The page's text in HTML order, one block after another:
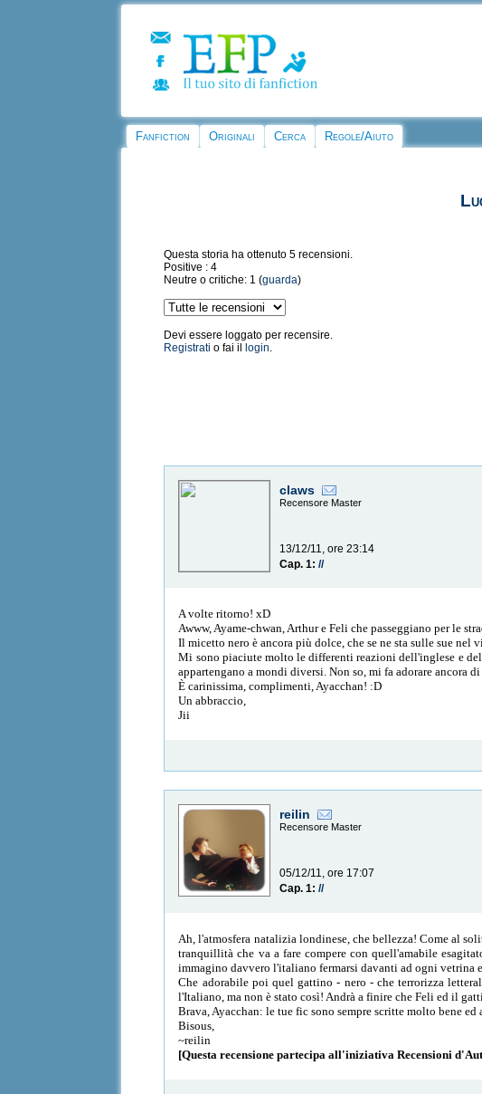
Fanfiction Originali Cerca Regole/Aiuto
Questa storia ha ottenuto 5 recensioni.
Positive : 4
Neutre o critiche: 1 (guarda)
Devi essere loggato per recensire.
Registrati o fai il login.
claws
Recensore Master
13/12/11, ore 23:14
Cap. 1://
A volte ritorno! xD
Awww, Ayame-chwan, Arthur e Feli che passeggiano per le
Il micetto nero è ancora più dolce, che se ne sta sulle sue
Mi sono piaciute molto le differenti reazioni dell'inglese e
appartengano a mondi diversi. Non so, mi fa adorare ancora
È carinissima, complimenti, Ayacchan! :D
Un abbraccio,
Jii
reilin
Recensore Master
05/12/11, ore 17:07
Cap. 1://
Ah, l'atmosfera natalizia londinese, che bellezza! Come al
tranquillità che va a fare compere con quell'amabile
immagino davvero l'italiano fermarsi davanti ad ogni vetrina
Che adorabile poi quel gattino - nero - che terrorizza
l'Italiano, ma non è stato così! Andrà a finire che Feli ed il
Brava, Ayacchan: le tue fic sono sempre scritte molto bene
Bisous,
~reilin
[Questa recensione partecipa all'iniziativa Recensioni